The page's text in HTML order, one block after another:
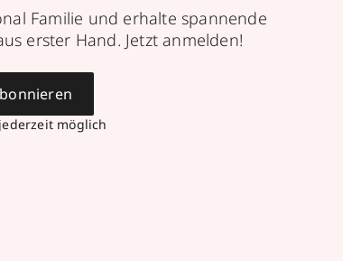
Familie und erhalte spannende
erster Hand. Jetzt anmelden!
möglich